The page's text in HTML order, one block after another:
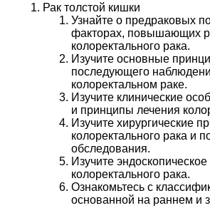
Рак толстой кишки
Узнайте о предраковых
факторах, повышающих
колоректального рака.
Изучите основные
последующего
колоректальном раке.
Изучите клинические
и принципы лечения
Изучите хирургические
колоректального рака и
обследования.
Изучите
колоректального рака.
Ознакомьтесь с
основанной на раннем и